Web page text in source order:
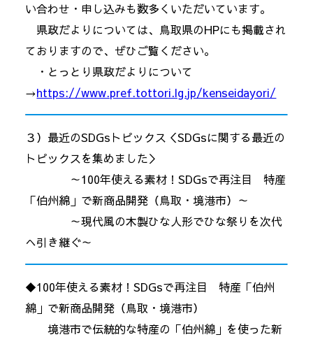
い合わせ・申し込みも数多くいただいています。
県政だよりについては、鳥取県のHPにも掲載され
ておりますので、ぜひご覧ください。
・とっとり県政だよりについて
→https://www.pref.tottori.lg.jp/kenseidayori/
３）最近のSDGsトピックス＜SDGsに関する最近の
トピックスを集めました＞
～100年使える素材！SDGsで再注目 特産
「伯州綿」で新商品開発（鳥取・境港市）～
～現代風の木製ひな人形でひな祭りを次代
へ引き継ぐ～
◆100年使える素材！SDGsで再注目 特産「伯州
綿」で新商品開発（鳥取・境港市）
境港市で伝統的な特産の「伯州綿」を使った新